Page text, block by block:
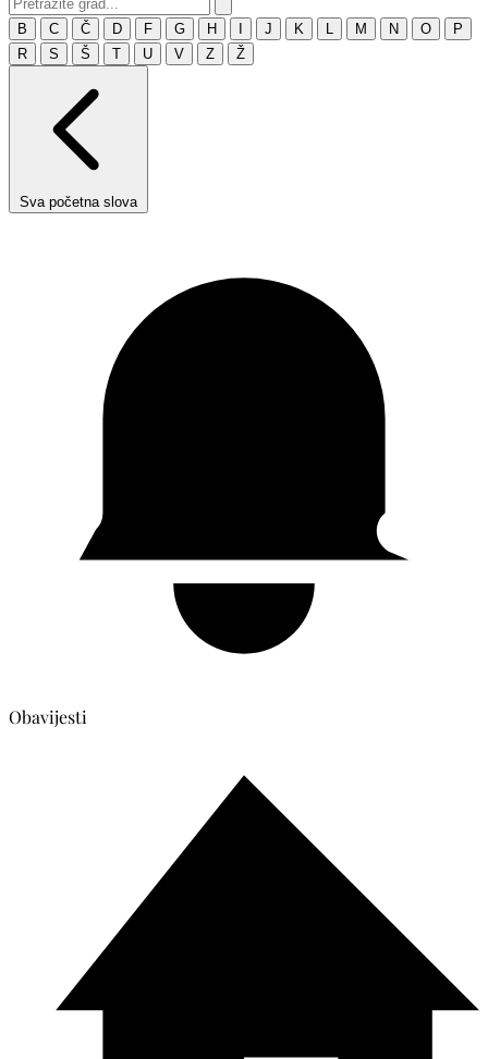
B C Č D F G H J K M N O
P
R
S Š T U V Z Ž
Sva početna slova
Obavijesti